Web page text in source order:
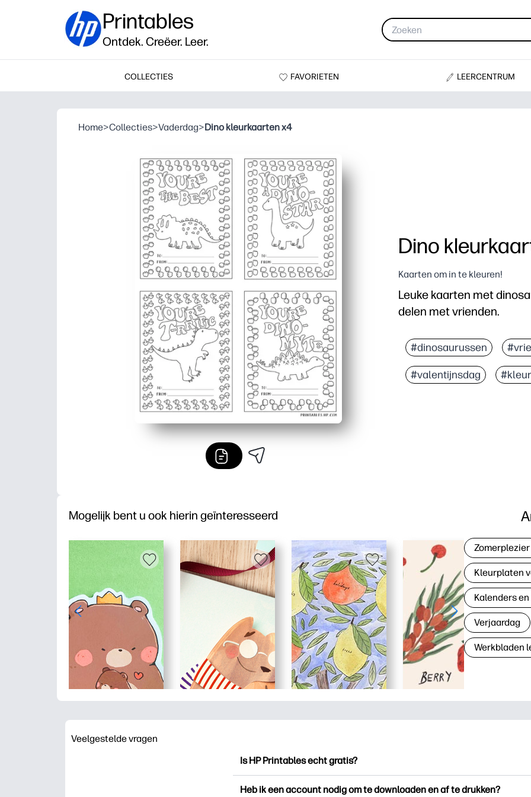
Printables
Ontdek. Creëer. Leer.
COLLECTIES FAVORIETEN LEERCENTRUM
Home>Collecties>Vaderdag>Dino kleurkaarten x4
Dino
Kaarten om in te kleuren!
Leuke kaarten met
delen met vrienden.
Je krijgt een activiteit
Kinderen blijven
Je kunt ze thuis of op
#dinosaurussen
#valentijnsdag
Mogelijk bent u ook hierin geïnteresseerd
Zomerplezier
Kleurplaten
Kalenders
Verjaardag
Werkbladen
Veelgestelde vragen
Is HP Printables echt gratis?
Heb ik een account nodig om te downloaden en af te drukken?